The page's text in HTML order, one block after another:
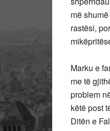
më
rastësi,
Marku e
me të
problem
këtë post
Ditën e